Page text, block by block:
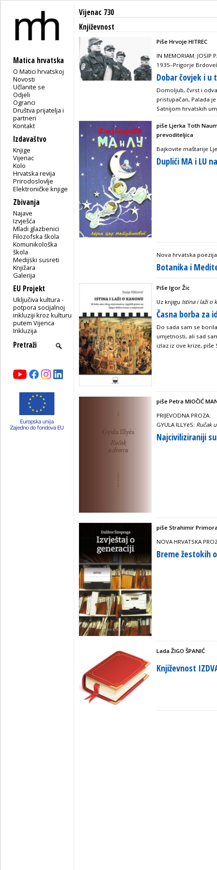
Matica hrvatska
O Matici hrvatskoj
Novosti
Učlanite se
Odjeli
Ogranci
Društva prijatelja i
partneri
Kontakt
Izdavaštvo
Knjige
Vijenac
Kolo
Hrvatska revija
Prirodoslovlje
Elektroničke knjige
Zbivanja
Najave
Izvješća
Mladi glazbenici
Filozofska škola
Komunikološka
škola
Medijski susreti
Knjižara
Galerija
EU Projekt
Uključiva kultura -
potpora socijalnoj
inkluziji kroz kulturu
putem Vijenca
Inkluzija
Vijenac 730
Književnost
Piše Hrvoje HITREC
IN MEMORIAM:
1935–Prigorje
Dobar čovjek i u
Domoljub, čvrst i
pristupačan, Palada
Satnijom hrvatskih
piše Ljerka Toth
prevoditeljica
Bajkovite maštarije
Duplići MA i LU
Nova hrvatska
Botanika i
Piše Igor Žic
Uz knjigu Istina i laži o
Časna borba za
Do sada sam se
umjetnosti, ali sad
izlaz iz ove krize, piše
piše Petra MIOČIĆ
PRIJEVODNA PROZA:
GYULA ILLYéS: Ručak
Najciviliziraniji
piše Strahimir
NOVA HRVATSKA
Breme žestokih
Lada ŽIGO ŠPANIĆ
Književnost